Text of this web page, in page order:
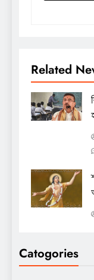
Related
Catogories